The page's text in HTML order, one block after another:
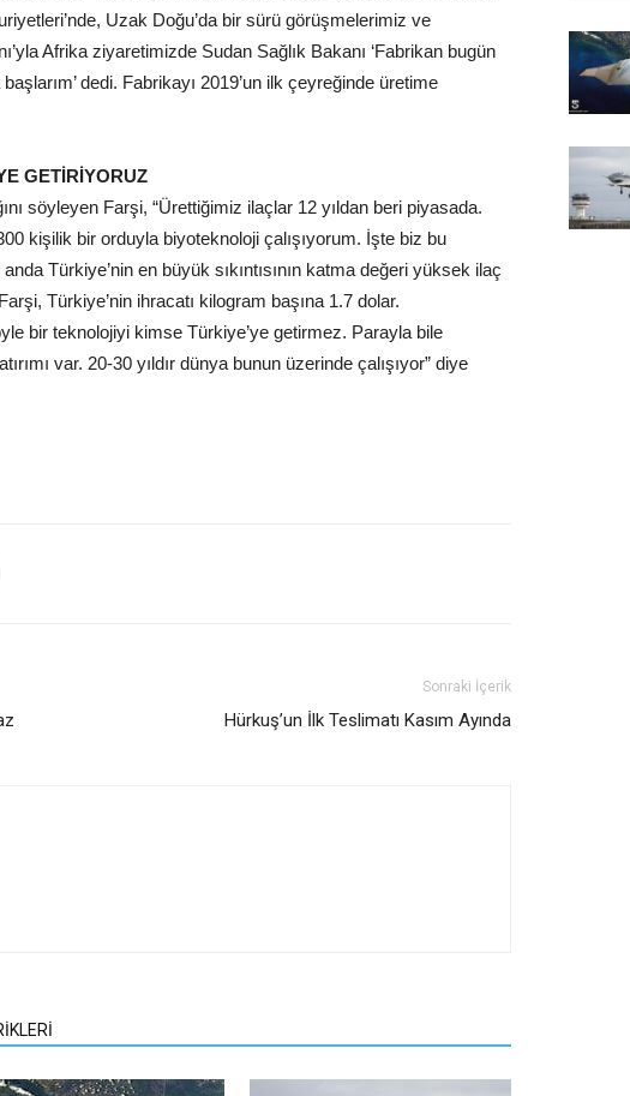
Uzak Doğu’da bir sürü görüşmelerimiz ve
Afrika ziyaretimizde Sudan Sağlık Bakanı ‘Fabrikan bugün
dedi. Fabrikayı 2019’un ilk çeyreğinde üretime
GETİRİYORUZ
söyleyen Farşi, “Ürettiğimiz ilaçlar 12 yıldan beri piyasada.
kişilik bir orduyla biyoteknoloji çalışıyorum. İşte biz bu
Türkiye’nin en büyük sıkıntısının katma değeri yüksek ilaç
Türkiye’nin ihracatı kilogram başına 1.7 dolar.
bir teknolojiyi kimse Türkiye’ye getirmez. Parayla bile
var. 20-30 yıldır dünya bunun üzerinde çalışıyor” diye
Sonraki İçerik
Hürkuş’un İlk Teslimatı Kasım Ayında